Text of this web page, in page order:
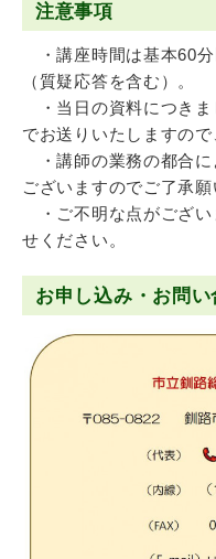
注意事項
・講座時間は基本60
（質疑応答を含む）。
・当日の資料につきま
でお送りいたしますの
・講師の業務の都合に
ございますのでご了承願
・ご不明な点がござい
せください。
お申し込み・お問